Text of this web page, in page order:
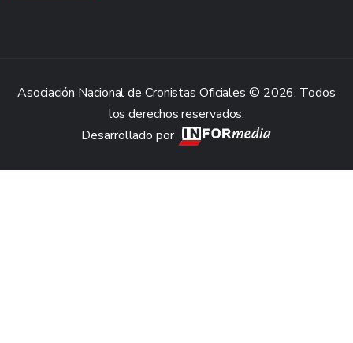
Asociación Nacional de Cronistas Oficiales © 2026. Todos
los derechos reservados.
Desarrollado por